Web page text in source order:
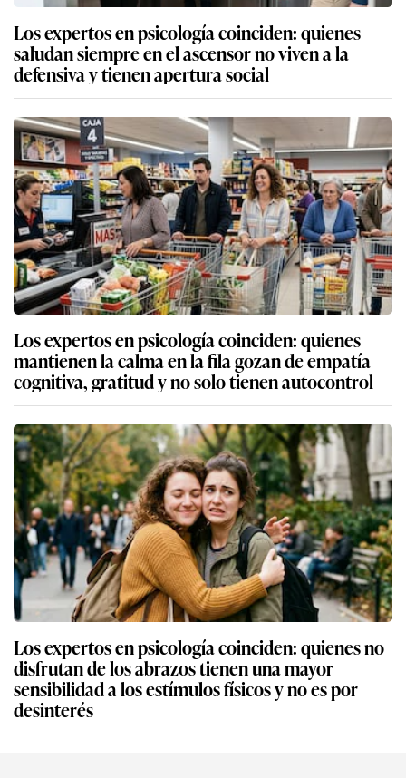
Los expertos en psicología coinciden: quienes
saludan siempre en el ascensor no viven a la
defensiva y tienen apertura social
Los expertos en psicología coinciden: quienes
mantienen la calma en la fila gozan de empatía
cognitiva, gratitud y no solo tienen autocontrol
Los expertos en psicología coinciden: quienes no
disfrutan de los abrazos tienen una mayor
sensibilidad a los estímulos físicos y no es por
desinterés